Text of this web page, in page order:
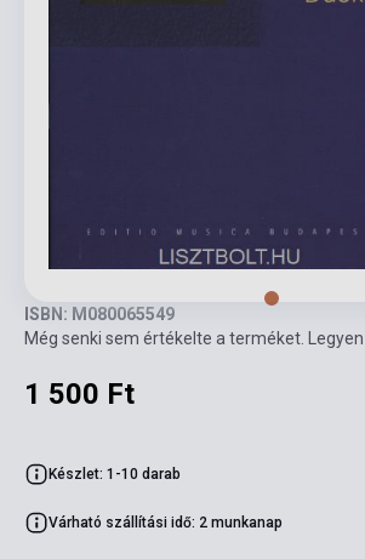
ISBN: M080065549
Még senki sem értékelte a terméket. Legyen
1 500 Ft
Készlet: 1-10 darab
Várható szállítási idő: 2 munkanap